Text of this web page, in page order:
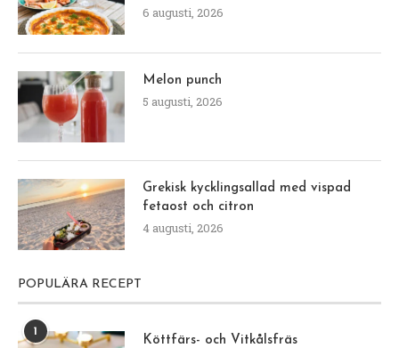
6 augusti, 2026
Melon punch
5 augusti, 2026
Grekisk kycklingsallad med vispad
fetaost och citron
4 augusti, 2026
POPULÄRA RECEPT
Köttfärs- och Vitkålsfräs